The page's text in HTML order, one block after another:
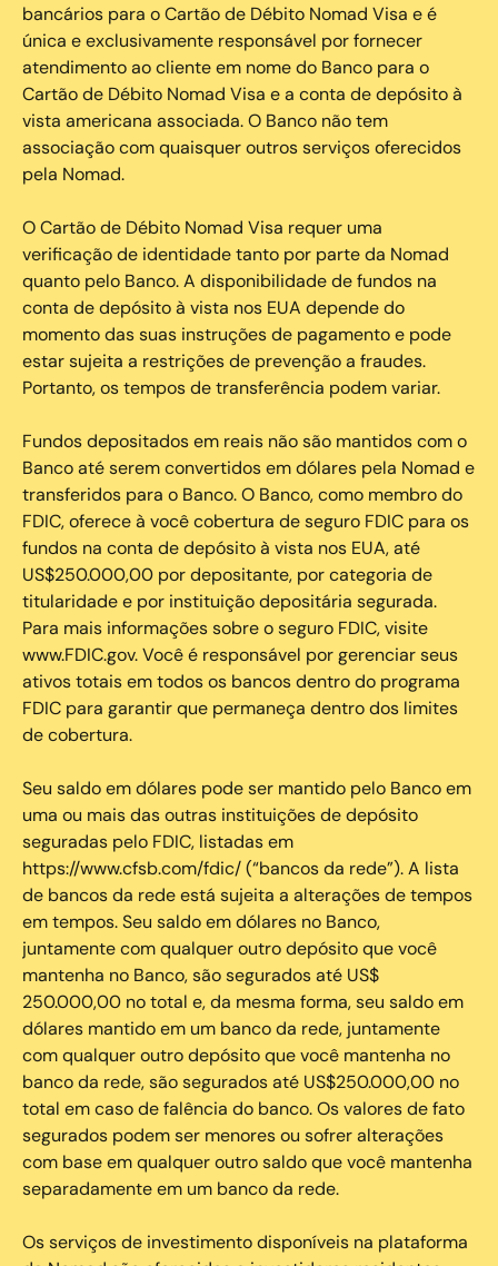
bancários para o Cartão de Débito Nomad Visa e é
única e exclusivamente responsável por fornecer
atendimento ao cliente em nome do Banco para o
Cartão de Débito Nomad Visa e a conta de depósito à
vista americana associada. O Banco não tem
associação com quaisquer outros serviços oferecidos
pela Nomad.
O Cartão de Débito Nomad Visa requer uma
verificação de identidade tanto por parte da Nomad
quanto pelo Banco. A disponibilidade de fundos na
conta de depósito à vista nos EUA depende do
momento das suas instruções de pagamento e pode
estar sujeita a restrições de prevenção a fraudes.
Portanto, os tempos de transferência podem variar.
Fundos depositados em reais não são mantidos com o
Banco até serem convertidos em dólares pela Nomad e
transferidos para o Banco. O Banco, como membro do
FDIC, oferece à você cobertura de seguro FDIC para os
fundos na conta de depósito à vista nos EUA, até
US$250.000,00 por depositante, por categoria de
titularidade e por instituição depositária segurada.
Para mais informações sobre o seguro FDIC, visite
www.FDIC.gov. Você é responsável por gerenciar seus
ativos totais em todos os bancos dentro do programa
FDIC para garantir que permaneça dentro dos limites
de cobertura.
Seu saldo em dólares pode ser mantido pelo Banco em
uma ou mais das outras instituições de depósito
seguradas pelo FDIC, listadas em
https://www.cfsb.com/fdic/ (“bancos da rede”). A lista
de bancos da rede está sujeita a alterações de tempos
em tempos. Seu saldo em dólares no Banco,
juntamente com qualquer outro depósito que você
mantenha no Banco, são segurados até US$
250.000,00 no total e, da mesma forma, seu saldo em
dólares mantido em um banco da rede, juntamente
com qualquer outro depósito que você mantenha no
banco da rede, são segurados até US$250.000,00 no
total em caso de falência do banco. Os valores de fato
segurados podem ser menores ou sofrer alterações
com base em qualquer outro saldo que você mantenha
separadamente em um banco da rede.
Os serviços de investimento disponíveis na plataforma